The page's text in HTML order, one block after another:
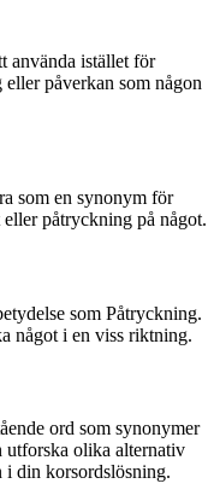
använda istället för
påverkan som någon
som en synonym för
påtryckning på något.
som Påtryckning.
något i en viss riktning.
ord som synonymer
utforska olika alternativ
i din korsordslösning.